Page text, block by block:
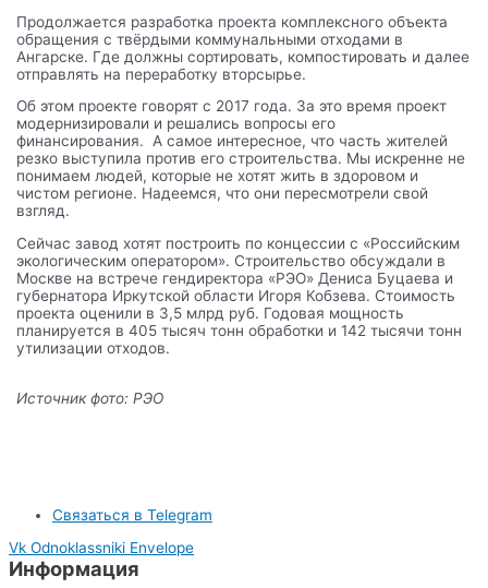
Продолжается разработка проекта комплексного объекта
обращения с твёрдыми коммунальными отходами в
Ангарске. Где должны сортировать, компостировать и далее
отправлять на переработку вторсырье.
Об этом проекте говорят с 2017 года. За это время проект
модернизировали и решались вопросы его
финансирования. А самое интересное, что часть жителей
резко выступила против его строительства. Мы искренне не
понимаем людей, которые не хотят жить в здоровом и
чистом регионе. Надеемся, что они пересмотрели свой
взгляд.
Сейчас завод хотят построить по концессии с «Российским
экологическим оператором». Строительство обсуждали в
Москве на встрече гендиректора «РЭО» Дениса Буцаева и
губернатора Иркутской области Игоря Кобзева. Стоимость
проекта оценили в 3,5 млрд руб. Годовая мощность
планируется в 405 тысяч тонн обработки и 142 тысячи тонн
утилизации отходов.
Источник фото: РЭО
Связаться в Telegram
Vk Odnoklassniki Envelope
Информация